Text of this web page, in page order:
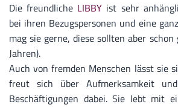
Die freundliche LIBBY ist sehr
bei ihren Bezugspersonen und eine
mag sie gerne, diese sollten aber
Jahren).
Auch von fremden Menschen lässt sie
freut sich über Aufmerksamkeit
Beschäftigungen dabei. Sie lebt mit